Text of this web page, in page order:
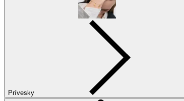
Prívesky